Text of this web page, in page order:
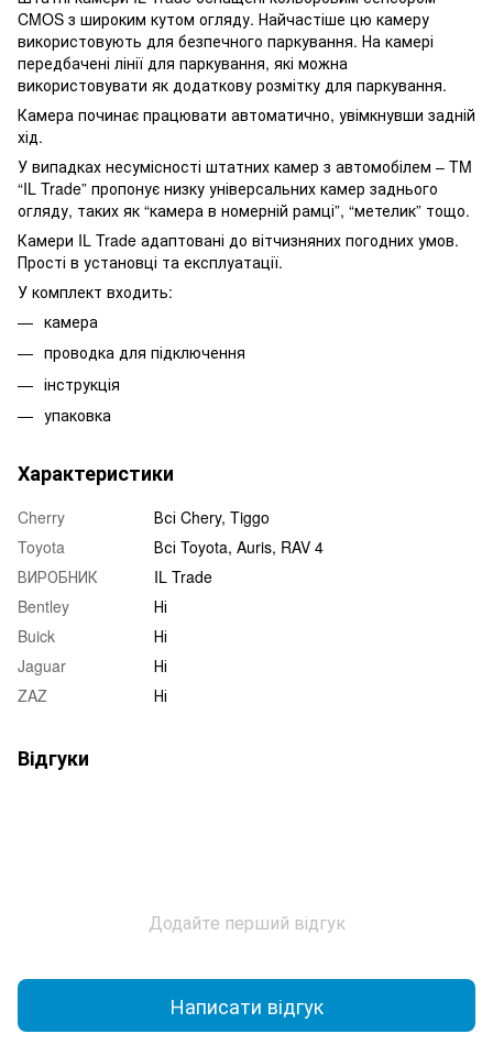
CMOS з широким кутом огляду. Найчастіше цю камеру
використовують для безпечного паркування. На камері
передбачені лінії для паркування, які можна
використовувати як додаткову розмітку для паркування.
Камера починає працювати автоматично, увімкнувши задній
хід.
У випадках несумісності штатних камер з автомобілем – TM
“IL Trade” пропонує низку універсальних камер заднього
огляду, таких як “камера в номерній рамці”, “метелик” тощо.
Камери IL Trade адаптовані до вітчизняних погодних умов.
Прості в установці та експлуатації.
У комплект входить:
камера
проводка для підключення
інструкція
упаковка
Характеристики
Cherry
Всі Chery, Tiggo
Toyota
Всі Toyota, Auris, RAV 4
ВИРОБНИК
IL Trade
Bentley
Ні
Buick
Ні
Jaguar
Ні
ZAZ
Ні
Відгуки
Додайте перший відгук
Написати відгук